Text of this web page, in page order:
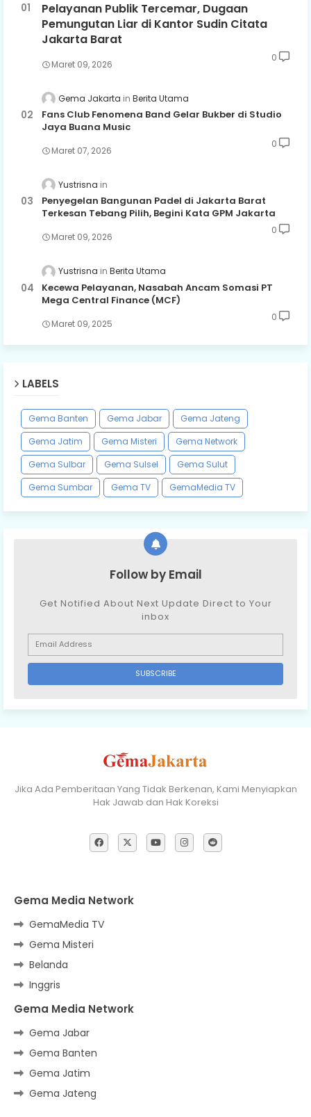
Pelayanan Publik Tercemar, Dugaan
Pemungutan Liar di Kantor Sudin Citata
Jakarta Barat
Maret 09, 2026
0
Gema Jakarta Berita Utama
Fans Club Fenomena Band Gelar Bukber di Studio
Jaya Buana Music
Maret 07, 2026
0
Yustrisna
Penyegelan Bangunan Padel di Jakarta Barat
Terkesan Tebang Pilih, Begini Kata GPM Jakarta
Maret 09, 2026
0
Yustrisna Berita Utama
Kecewa Pelayanan, Nasabah Ancam Somasi PT
Mega Central Finance (MCF)
Maret 09, 2025
0
LABELS
Gema Banten Gema Jabar
Gema Jateng
Gema Jatim
Gema Misteri
Gema Network
Gema Sulbar
Gema Sulsel
Gema Sulut
Gema Sumbar
Gema TV GemaMedia TV
Follow by Email
Get Notified About Next Update Direct to Your
inbox
Jika Ada Pemberitaan Yang Tidak Berkenan, Kami Menyiapkan
Hak Jawab dan Hak Koreksi
Gema Media Network
GemaMedia TV
Gema Misteri
Belanda
Inggris
Gema Media Network
Gema Jabar
Gema Banten
Gema Jatim
Gema Jateng